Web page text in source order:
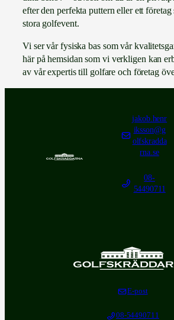
efter den perfekta puttern eller ett företag
stora golfevent.
Vi ser vår fysiska bas som vår
här på hemsidan som vi verkligen kan
av vår expertis till golfare och företag
jakob.henr
iksson@g
olfskradda
rna.se
08-
54490711
E-post
08-54490711